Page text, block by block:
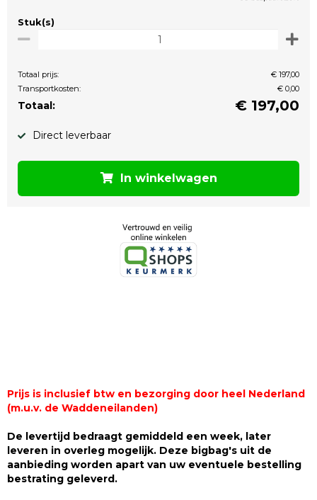
Stuk(s)
Totaal prijs:
€ 197,00
Transportkosten:
€ 0,00
Totaal: € 197,00
Direct leverbaar
In winkelwagen
Prijs is inclusief btw en bezorging door heel Nederland
(m.u.v. de Waddeneilanden)
De levertijd bedraagt gemiddeld een week, later
leveren in overleg mogelijk. Deze bigbag's uit de
aanbieding worden apart van uw eventuele bestelling
bestrating geleverd.